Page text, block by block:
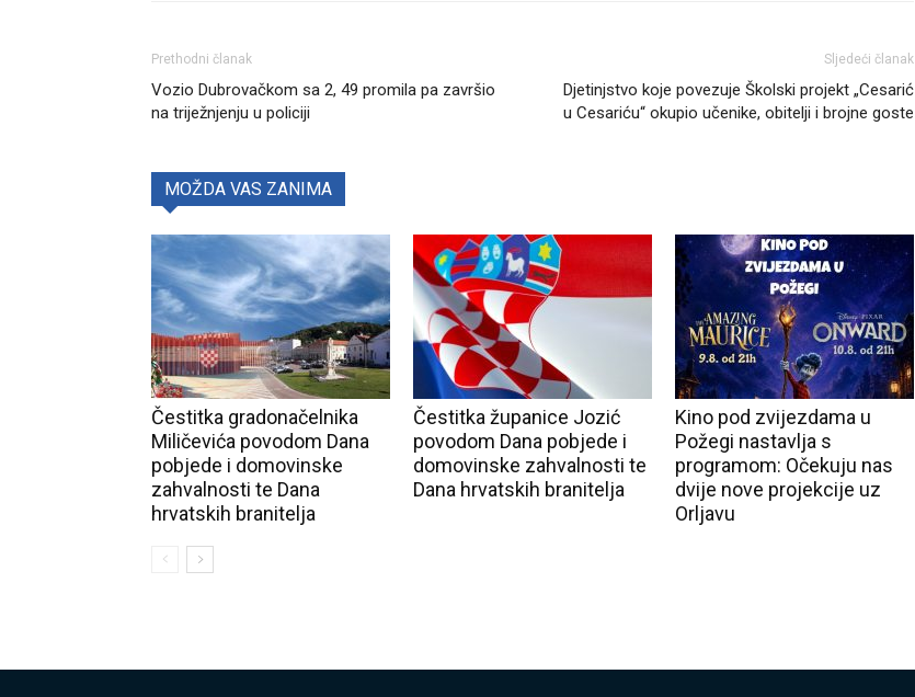
Prethodni članak
Vozio Dubrovačkom sa 2, 49 promila pa završio
na triježnjenju u policiji
Sljedeći članak
Djetinjstvo koje povezuje Školski projekt „Cesarić
u Cesariću“ okupio učenike, obitelji i brojne goste
MOŽDA VAS ZANIMA
Čestitka gradonačelnika
Miličevića povodom Dana
pobjede i domovinske
zahvalnosti te Dana
hrvatskih branitelja
Čestitka županice Jozić
povodom Dana pobjede i
domovinske zahvalnosti te
Dana hrvatskih branitelja
Kino pod zvijezdama u
Požegi nastavlja s
programom: Očekuju nas
dvije nove projekcije uz
Orljavu